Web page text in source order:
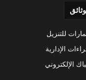
للتنزيل
الإدارية
الإلكتروني